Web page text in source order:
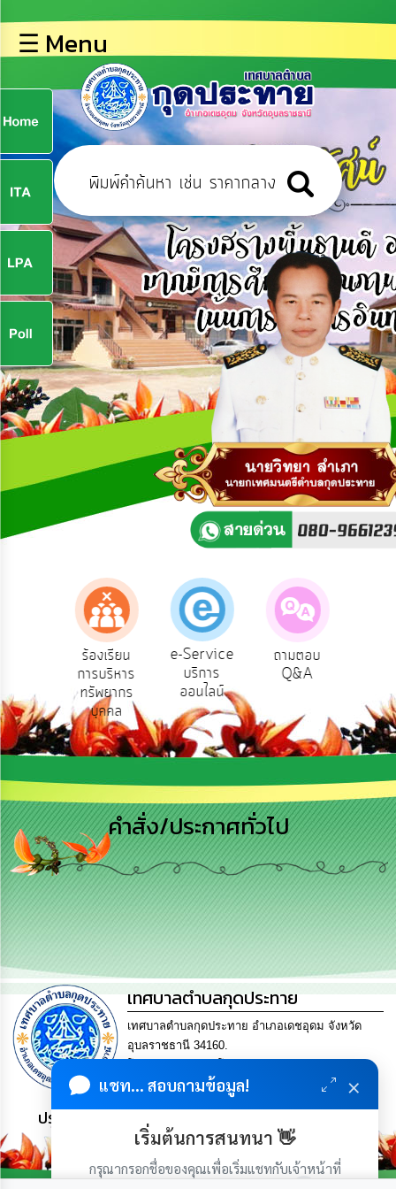
หลัก
ข้อมูล
พื้น
ฐาน
บุคลากร
ข่าว
ประชาสัมพันธ์
การ
ปฏิสัมพันธ์
ข้อมูล
รับ
ฟัง
ความ
คิด
เห็น
แผน
แผน
พัฒนา
บริหาร/
ทรัพยากร
การ
บริหาร
งาน
ส่ง
เสริม
ความ
โปร่งใส
การ
จัด
ซื้อ
จัด
จ้าง
การ
เงิน
การ
คลัง
นโยบาย
Gift
Policy
การ
☰ Menu
ร้องเรียน
การบริหาร
ทรัพยากร
บุคคล
e-Service
บริการ
ออนไลน์
ถามตอบ
Q&A
คำสั่ง/ประกาศทั่วไป
แชท... สอบถามข้อมูล! ×
เริ่มต้นการสนทนา 👋
กรุณากรอกชื่อของคุณเพื่อเริ่มแชทกับเจ้าหน้าที่
เทศบาลตำบลกุดประทาย
เทศบาลตำบลกุดประทาย อำเภอเดชอุดม จังหวัด
อุบลราชธานี 34160.
saraban@kudprathay.go.th
ประชาชน มีภูมิคุ้มกัน พึ่งพาตนเอง พอเพียง เป็นสุข